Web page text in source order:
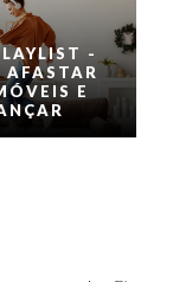
-
AFASTAR
E